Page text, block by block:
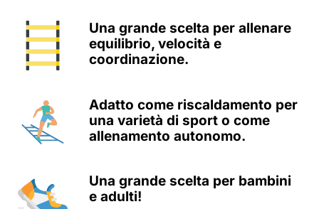
Una grande scelta per allenare
equilibrio, velocità e
coordinazione.
Adatto come riscaldamento per
una varietà di sport o come
allenamento autonomo.
Una grande scelta per bambini
e adulti!